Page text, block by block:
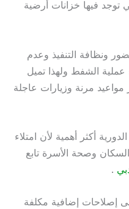
توجد فيها خزانات أرضية
ونظافة التنفيذ وعدم
الشفط ولهذا تميل
مواعيد مرنة وزيارات عاجلة
أكثر أهمية لأن امتلاء
وصحة الأسرة تابع
.
إصلاحات إضافية مكلفة